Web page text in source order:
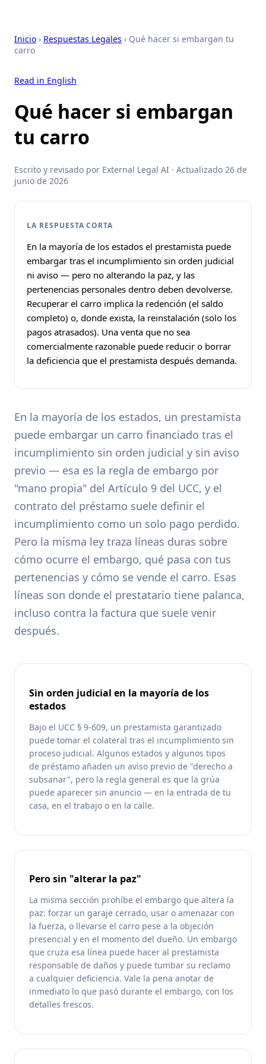
Inicio › Respuestas Legales › Qué hacer si embargan tu
carro
Read in English
Qué hacer si embargan
tu carro
Escrito y revisado por External Legal AI · Actualizado 26 de
junio de 2026
LA RESPUESTA CORTA
En la mayoría de los estados el prestamista puede
embargar tras el incumplimiento sin orden judicial
ni aviso — pero no alterando la paz, y las
pertenencias personales dentro deben devolverse.
Recuperar el carro implica la redención (el saldo
completo) o, donde exista, la reinstalación (solo los
pagos atrasados). Una venta que no sea
comercialmente razonable puede reducir o borrar
la deficiencia que el prestamista después demanda.
En la mayoría de los estados, un prestamista
puede embargar un carro financiado tras el
incumplimiento sin orden judicial y sin aviso
previo — esa es la regla de embargo por
"mano propia" del Artículo 9 del UCC, y el
contrato del préstamo suele definir el
incumplimiento como un solo pago perdido.
Pero la misma ley traza líneas duras sobre
cómo ocurre el embargo, qué pasa con tus
pertenencias y cómo se vende el carro. Esas
líneas son donde el prestatario tiene palanca,
incluso contra la factura que suele venir
después.
Sin orden judicial en la mayoría de los
estados
Bajo el UCC § 9-609, un prestamista garantizado
puede tomar el colateral tras el incumplimiento sin
proceso judicial. Algunos estados y algunos tipos
de préstamo añaden un aviso previo de "derecho a
subsanar", pero la regla general es que la grúa
puede aparecer sin anuncio — en la entrada de tu
casa, en el trabajo o en la calle.
Pero sin "alterar la paz"
La misma sección prohíbe el embargo que altera la
paz: forzar un garaje cerrado, usar o amenazar con
la fuerza, o llevarse el carro pese a la objeción
presencial y en el momento del dueño. Un embargo
que cruza esa línea puede hacer al prestamista
responsable de daños y puede tumbar su reclamo
a cualquier deficiencia. Vale la pena anotar de
inmediato lo que pasó durante el embargo, con los
detalles frescos.